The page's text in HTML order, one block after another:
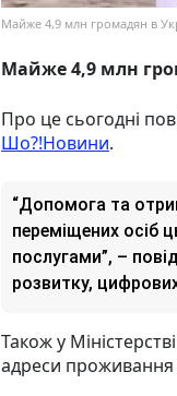
Майже 4,9 млн громадян в
Майже 4,9 млн
Про це сьогодні
Шо?!Новини.
“Допомога та
переміщених осіб
послугами”, –
розвитку,
Також у
адреси проживання